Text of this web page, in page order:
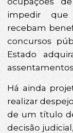
impedir que
recebam
concursos
Estado
Há ainda
realizar
de um título
decisão